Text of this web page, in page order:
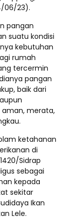
06/23).
pangan
suatu kondisi
kebutuhan
rumah
tercermin
pangan
baik dari
merata,
ketahanan
di
Sidrap
sebagai
kepada
sekitar
Ikan
Lele.